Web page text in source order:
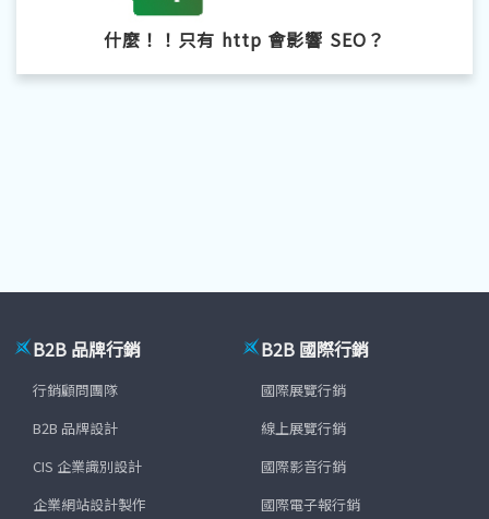
什麼！！只有 http 會影響 SEO？
B2B 品牌行銷
行銷顧問團隊
B2B 品牌設計
CIS 企業識別設計
企業網站設計製作
B2B 國際行銷
國際展覽行銷
線上展覽行銷
國際影音行銷
國際電子報行銷